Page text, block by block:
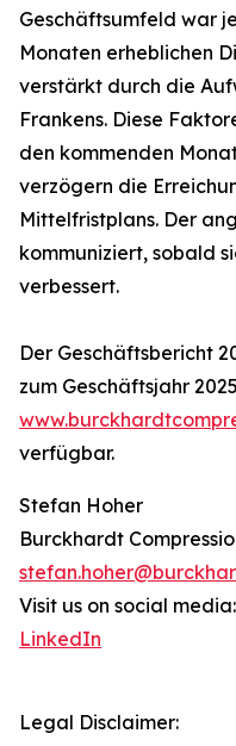
Geschäftsumfeld war
Monaten erheblichen
verstärkt durch die
Frankens. Diese
den kommenden
verzögern die
Mittelfristplans. Der
kommuniziert, sobald
verbessert.
Der Geschäftsbericht
zum Geschäftsjahr
verfügbar.
Stefan Hoher
Burckhardt
Visit us on social media:
LinkedIn
Legal Disclaimer: